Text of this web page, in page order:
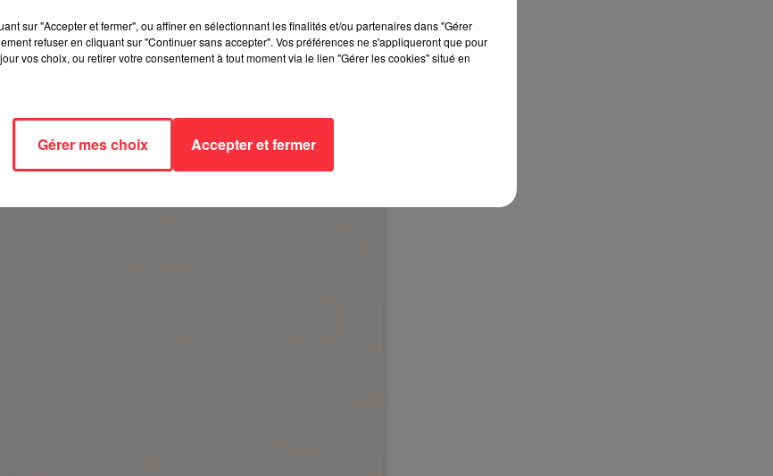
nous signe un chef-d'oeuvre fidèle à sa marque de
l’idée que tout ira bien quand la pluie s’arrêtera —et lance
de l’arc en ciel.
sur "Accepter et fermer", ou affiner en sélectionnant les finalités et/ou partenaires dans "Gérer
refuser en cliquant sur "Continuer sans accepter". Vos préférences ne s'appliqueront que pour
vos choix, ou retirer votre consentement à tout moment via le lien "Gérer les cookies" situé en
Gérer mes choix Accepter et fermer